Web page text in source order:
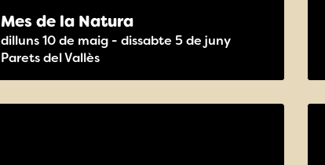
Mes de la Natura
dilluns 10 de maig - dissabte 5 de juny
Parets del Vallès